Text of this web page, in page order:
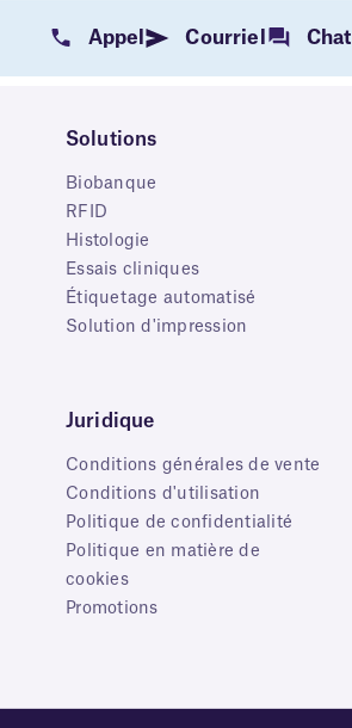
Appel Courriel Chat
Solutions
Biobanque
RFID
Histologie
Essais cliniques
Étiquetage automatisé
Solution d'impression
Juridique
Conditions générales de vente
Conditions d'utilisation
Politique de confidentialité
Politique en matière de
cookies
Promotions